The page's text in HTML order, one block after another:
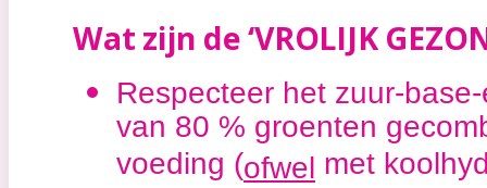
Wat zijn de ‘VROLIJK
Respecteer het zuur-
van 80 % groenten
voeding (ofwel met